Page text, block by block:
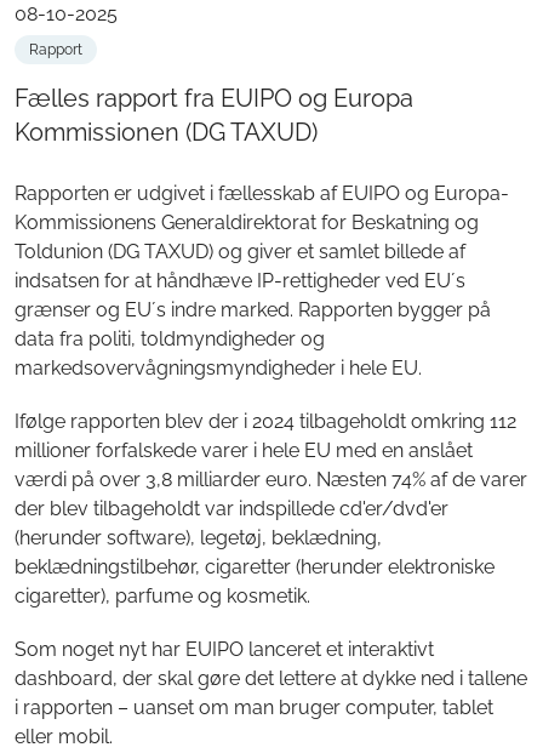
08-10-2025
Rapport
Fælles rapport fra EUIPO og Europa
Kommissionen (DG TAXUD)
Rapporten er udgivet i fællesskab af EUIPO og Europa-
Kommissionens Generaldirektorat for Beskatning og
Toldunion (DG TAXUD) og giver et samlet billede af
indsatsen for at håndhæve IP-rettigheder ved EU´s
grænser og EU´s indre marked. Rapporten bygger på
data fra politi, toldmyndigheder og
markedsovervågningsmyndigheder i hele EU.
Ifølge rapporten blev der i 2024 tilbageholdt omkring 112
millioner forfalskede varer i hele EU med en anslået
værdi på over 3,8 milliarder euro. Næsten 74% af de varer
der blev tilbageholdt var indspillede cd'er/dvd'er
(herunder software), legetøj, beklædning,
beklædningstilbehør, cigaretter (herunder elektroniske
cigaretter), parfume og kosmetik.
Som noget nyt har EUIPO lanceret et interaktivt
dashboard, der skal gøre det lettere at dykke ned i tallene
i rapporten – uanset om man bruger computer, tablet
eller mobil.